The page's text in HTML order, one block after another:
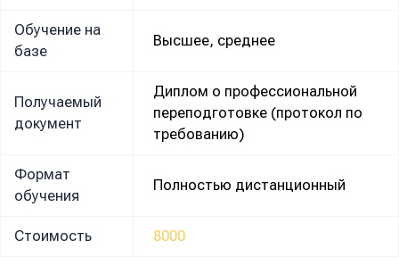
Обучение на
базе
Высшее, среднее
Получаемый
документ
Диплом о профессиональной
переподготовке (протокол по
требованию)
Формат
обучения
Полностью дистанционный
Стоимость 8000